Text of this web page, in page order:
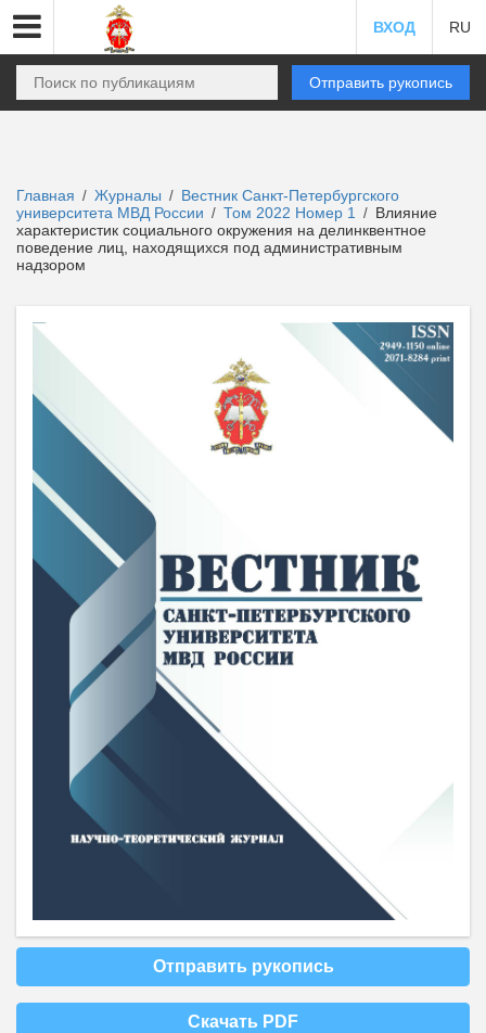
ВХОД RU
Отправить рукопись
Главная / Журналы / Вестник Санкт-Петербургского
университета МВД России / Том 2022 Номер 1 / Влияние
характеристик социального окружения на делинквентное
поведение лиц, находящихся под административным
надзором
Отправить рукопись
Скачать PDF